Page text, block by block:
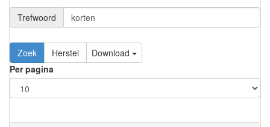
Trefwoord
Download
Per pagina